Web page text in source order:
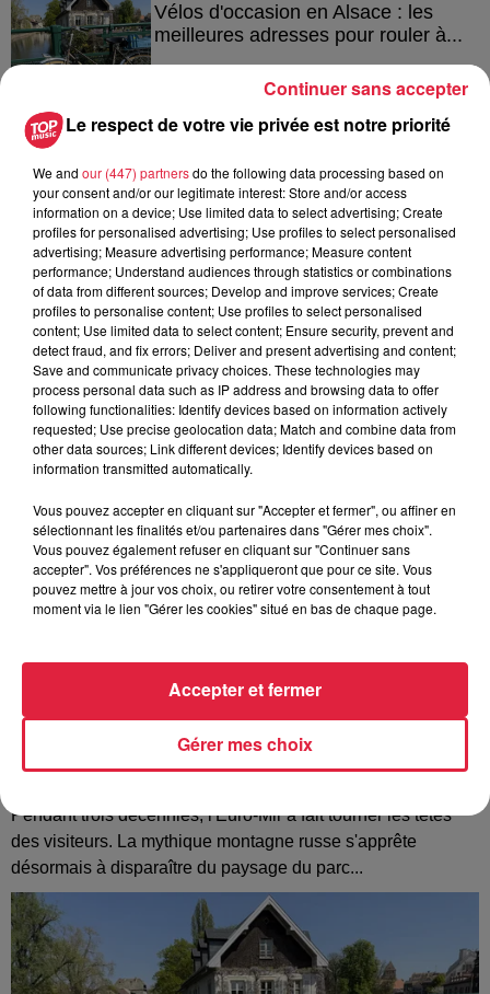
Vélos d'occasion en Alsace : les
meilleures adresses pour rouler à...
adolescente de 16 ans
À découvrir également
Europa-Park : des précisons sur l’après Euro-
Pendant trois décennies, l'Euro-Mir a fait tourner les têtes
des visiteurs. La mythique montagne russe s'apprête
désormais à disparaître du paysage du parc...
Le respect de votre vie privée est notre priorité
We and our (447) partnersdo the following data processing based on
your consent and/or our legitimate interest: Store and/or access
information on a device; Use limited data to select advertising; Create
profiles for personalised advertising; Use profiles to select personalised
advertising; Measure advertising performance; Measure content
performance; Understand audiences through statistics or combinations
of data from different sources; Develop and improve services; Create
profiles to personalise content; Use profiles to select personalised
content; Use limited data to select content; Ensure security, prevent and
detect fraud, and fix errors; Deliver and present advertising and content;
Save and communicate privacy choices. These technologies may
process personal data such as IP address and browsing data to offer
following functionalities: Identify devices based on information actively
requested; Use precise geolocation data; Match and combine data from
other data sources; Link different devices; Identify devices based on
information transmitted automatically.
Vous pouvez accepter en cliquant sur "Accepter et fermer", ou affiner en
sélectionnant les finalités et/ou partenaires dans "Gérer mes choix".
Vous pouvez également refuser en cliquant sur "Continuer sans
accepter". Vos préférences ne s'appliqueront que pour ce site. Vous
pouvez mettre à jour vos choix, ou retirer votre consentement à tout
moment via le lien "Gérer les cookies" situé en bas de chaque page.
Gérer mes choix
Accepter et fermer
Continuer sans accepter